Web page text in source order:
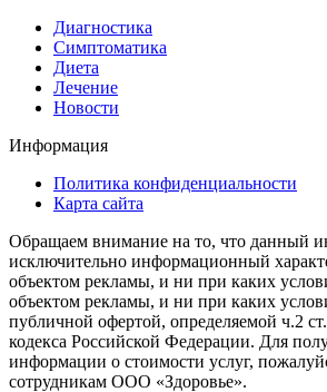
Диагностика
Cимптоматика
Диета
Лечение
Новости
Информация
Политика конфиденциальности
Карта сайта
Обращаем внимание на то, что данный
исключительно информационный
объектом рекламы, и ни при каких
объектом рекламы, и ни при каких
публичной офертой, определяемой ч.2
кодекса Российской Федерации. Для
информации о стоимости услуг,
сотрудникам ООО «Здоровье».